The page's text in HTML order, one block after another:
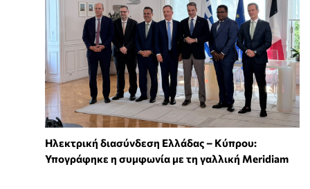
Ηλεκτρική διασύνδεση Ελλάδας – Κύπρου:
Υπογράφηκε η συμφωνία με τη γαλλική Meridiam